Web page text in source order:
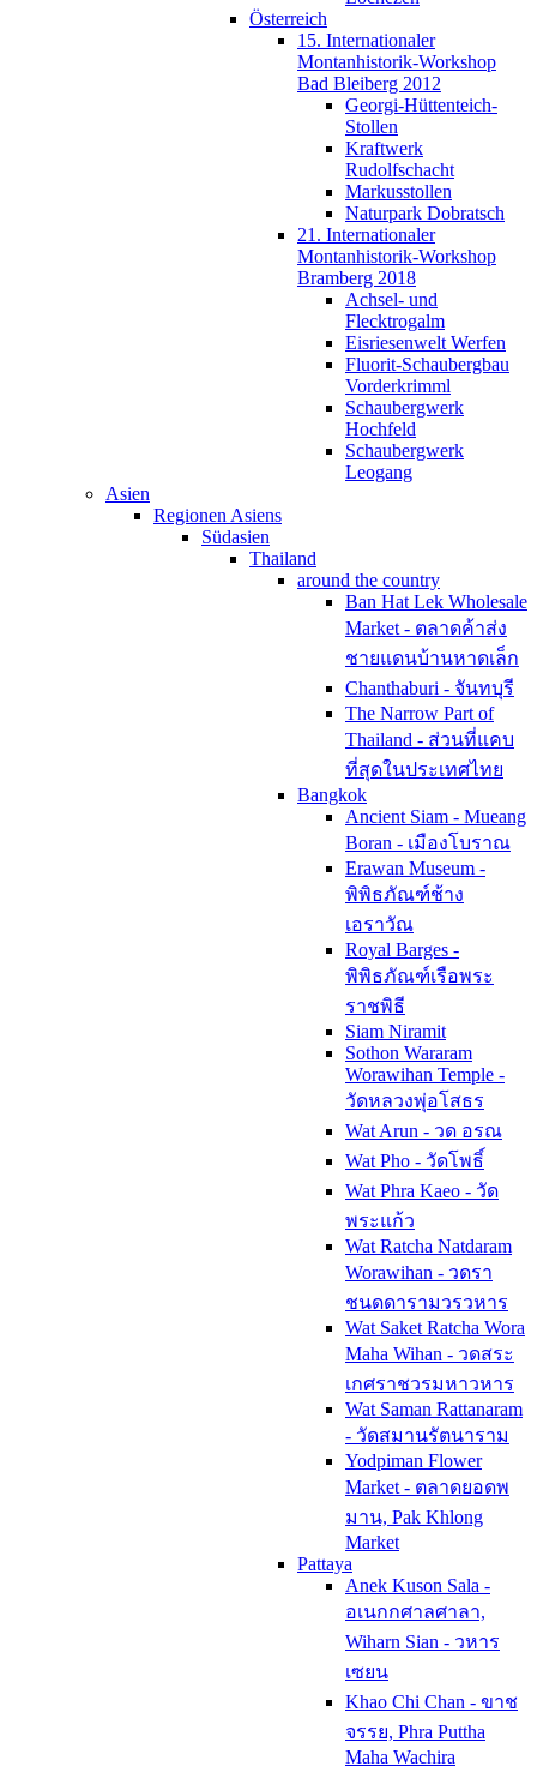
Österreich
15. Internationaler
Montanhistorik-Workshop
Bad Bleiberg 2012
Georgi-Hüttenteich-
Stollen
Kraftwerk
Rudolfschacht
Markusstollen
Naturpark Dobratsch
21. Internationaler
Montanhistorik-Workshop
Bramberg 2018
Achsel- und
Flecktrogalm
Eisriesenwelt Werfen
Fluorit-Schaubergbau
Vorderkrimml
Schaubergwerk
Hochfeld
Schaubergwerk
Leogang
Asien
Regionen Asiens
Südasien
Thailand
around the country
Ban Hat Lek Wholesale
Market - ตลาดค้าส่ง
ชายแดนบ้านหาดเล็ก
Chanthaburi - จันทบุรี
The Narrow Part of
Thailand - ส่วนที่แคบ
ที่สุดในประเทศไทย
Bangkok
Ancient Siam - Mueang
Boran - เมืองโบราณ
Erawan Museum -
พิพิธภัณฑ์ช้าง
เอราวัณ
Royal Barges -
พิพิธภัณฑ์เรือพระ
ราชพิธี
Siam Niramit
Sothon Wararam
Worawihan Temple -
วัดหลวงพุ่อโสธร
Wat Arun - วด อรณ
Wat Pho - วัดโพธิ์
Wat Phra Kaeo - วัด
พระแก้ว
Wat Ratcha Natdaram
Worawihan - วดรา
ชนดดารามวรวหาร
Wat Saket Ratcha Wora
Maha Wihan - วดสระ
เกศราชวรมหาวหาร
Wat Saman Rattanaram
- วัดสมานรัตนาราม
Yodpiman Flower
Market - ตลาดยอดพ
มาน, Pak Khlong
Market
Pattaya
Anek Kuson Sala -
อเนกกศาลศาลา,
Wiharn Sian - วหาร
เซยน
Khao Chi Chan - ขาช
จรรย, Phra Puttha
Maha Wachira